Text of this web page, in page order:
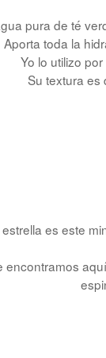
pura de té
Aporta toda la
Yo lo utilizo
Su textura es
es este
encontramos